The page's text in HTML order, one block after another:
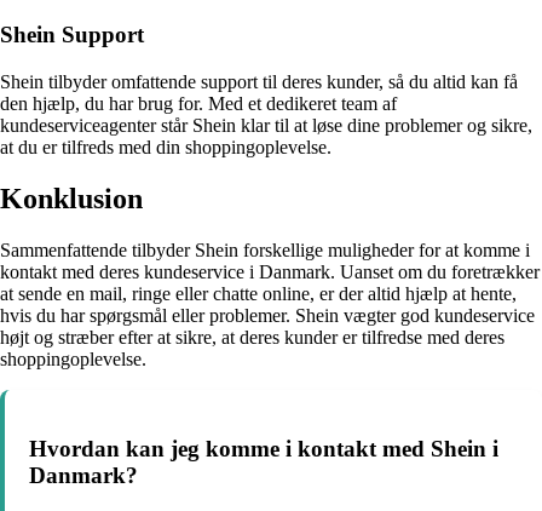
Shein Support
Shein tilbyder omfattende support til deres kunder, så du altid kan få
den hjælp, du har brug for. Med et dedikeret team af
kundeserviceagenter står Shein klar til at løse dine problemer og sikre,
at du er tilfreds med din shoppingoplevelse.
Konklusion
Sammenfattende tilbyder Shein forskellige muligheder for at komme i
kontakt med deres kundeservice i Danmark. Uanset om du foretrækker
at sende en mail, ringe eller chatte online, er der altid hjælp at hente,
hvis du har spørgsmål eller problemer. Shein vægter god kundeservice
højt og stræber efter at sikre, at deres kunder er tilfredse med deres
shoppingoplevelse.
Hvordan kan jeg komme i kontakt med Shein i
Danmark?